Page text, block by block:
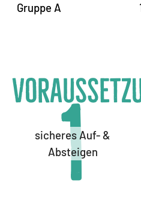
Gruppe A
1
sicheres Auf- &
Absteigen